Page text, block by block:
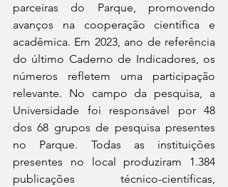
parceiras do Parque, promovendo
avanços na cooperação científica e
acadêmica. Em 2023, ano de referência
do último Caderno de Indicadores, os
números refletem uma participação
relevante. No campo da pesquisa, a
Universidade foi responsável por 48
dos 68 grupos de pesquisa presentes
no Parque. Todas as instituições
presentes no local produziram 1.384
publicações técnico-científicas,